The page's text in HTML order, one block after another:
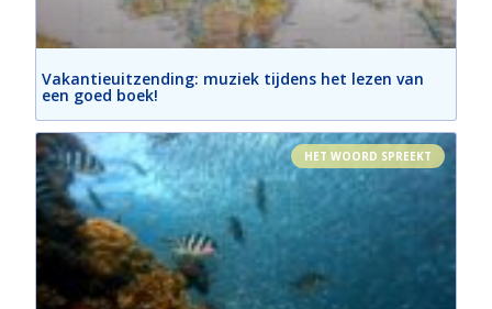
Vakantieuitzending: muziek tijdens het lezen van
een goed boek!
HET WOORD SPREEKT